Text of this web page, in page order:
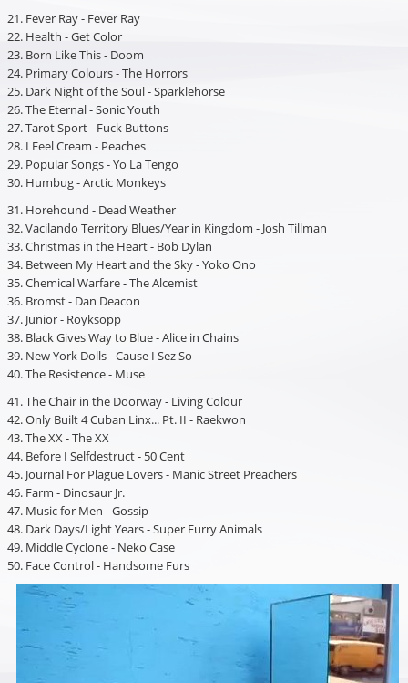
21. Fever Ray - Fever Ray
22. Health - Get Color
23. Born Like This - Doom
24. Primary Colours - The Horrors
25. Dark Night of the Soul - Sparklehorse
26. The Eternal - Sonic Youth
27. Tarot Sport - Fuck Buttons
28. I Feel Cream - Peaches
29. Popular Songs - Yo La Tengo
30. Humbug - Arctic Monkeys
31. Horehound - Dead Weather
32. Vacilando Territory Blues/Year in Kingdom - Josh Tillman
33. Christmas in the Heart - Bob Dylan
34. Between My Heart and the Sky - Yoko Ono
35. Chemical Warfare - The Alcemist
36. Bromst - Dan Deacon
37. Junior - Royksopp
38. Black Gives Way to Blue - Alice in Chains
39. New York Dolls - Cause I Sez So
40. The Resistence - Muse
41. The Chair in the Doorway - Living Colour
42. Only Built 4 Cuban Linx... Pt. II - Raekwon
43. The XX - The XX
44. Before I Selfdestruct - 50 Cent
45. Journal For Plague Lovers - Manic Street Preachers
46. Farm - Dinosaur Jr.
47. Music for Men - Gossip
48. Dark Days/Light Years - Super Furry Animals
49. Middle Cyclone - Neko Case
50. Face Control - Handsome Furs